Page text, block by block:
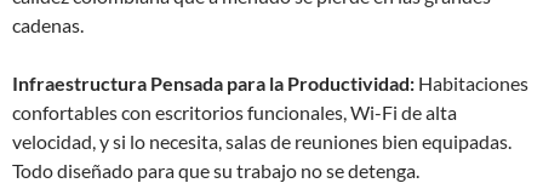
cadenas.
Infraestructura Pensada para la Productividad: Habitaciones
confortables con escritorios funcionales, Wi-Fi de alta
velocidad, y si lo necesita, salas de reuniones bien equipadas.
Todo diseñado para que su trabajo no se detenga.